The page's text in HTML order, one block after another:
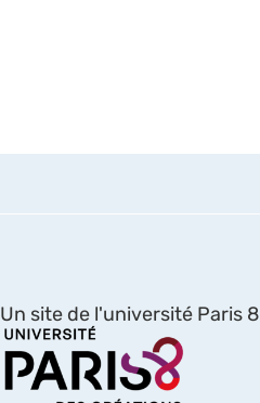
Un site de l'université Paris 8